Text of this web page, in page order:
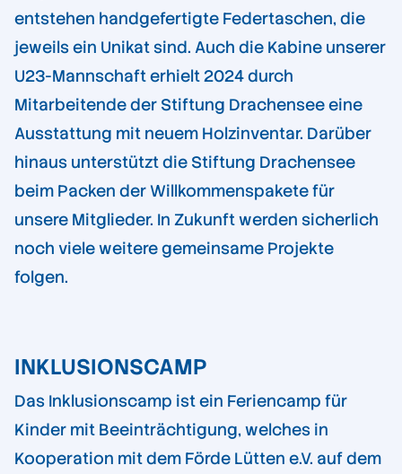
entstehen handgefertigte Federtaschen, die
jeweils ein Unikat sind. Auch die Kabine unserer
U23-Mannschaft erhielt 2024 durch
Mitarbeitende der Stiftung Drachensee eine
Ausstattung mit neuem Holzinventar. Darüber
hinaus unterstützt die Stiftung Drachensee
beim Packen der Willkommenspakete für
unsere Mitglieder. In Zukunft werden sicherlich
noch viele weitere gemeinsame Projekte
folgen.
INKLUSIONSCAMP
Das Inklusionscamp ist ein Feriencamp für
Kinder mit Beeinträchtigung, welches in
Kooperation mit dem Förde Lütten e.V. auf dem